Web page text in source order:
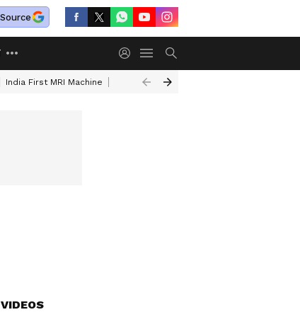
India First MRI Machine Independence Day Speech In Hindi